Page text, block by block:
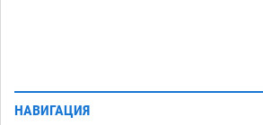
НАВИГАЦИЯ